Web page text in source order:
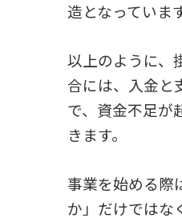
造となっています
以上のように、
合には、入金と
で、資金不足が
きます。
事業を始める際
か」だけではな